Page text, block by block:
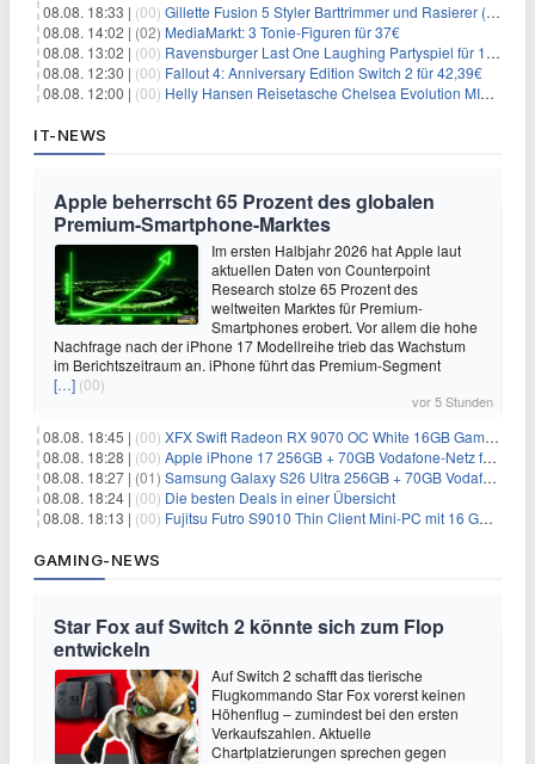
08.08. 18:33 | (00) Gillette Fusion 5 Styler Barttrimmer und Rasierer (All in One) für 16€
08.08. 14:02 | (02) MediaMarkt: 3 Tonie-Figuren für 37€
08.08. 13:02 | (00) Ravensburger Last One Laughing Partyspiel für 14,04€
08.08. 12:30 | (00) Fallout 4: Anniversary Edition Switch 2 für 42,39€
08.08. 12:00 | (00) Helly Hansen Reisetasche Chelsea Evolution MID 54L für 29,99€
IT-NEWS
Apple beherrscht 65 Prozent des globalen
Premium-Smartphone-Marktes
Im ersten Halbjahr 2026 hat Apple laut
aktuellen Daten von Counterpoint
Research stolze 65 Prozent des
weltweiten Marktes für Premium-
Smartphones erobert. Vor allem die hohe
Nachfrage nach der iPhone 17 Modellreihe trieb das Wachstum
im Berichtszeitraum an. iPhone führt das Premium-Segment
[…] (00)
vor 5 Stunden
08.08. 18:45 | (00) XFX Swift Radeon RX 9070 OC White 16GB Gaming-Grafikkarte für 579€
08.08. 18:28 | (00) Apple iPhone 17 256GB + 70GB Vodafone-Netz für 34,99€/Monat (effektiv 6,41€/Monat)
08.08. 18:27 | (01) Samsung Galaxy S26 Ultra 256GB + 70GB Vodafone-Netz für 34,99€/Monat (effektiv 4,74€/Monat)
08.08. 18:24 | (00) Die besten Deals in einer Übersicht
08.08. 18:13 | (00) Fujitsu Futro S9010 Thin Client Mini-PC mit 16 GB RAM für 100€
GAMING-NEWS
Star Fox auf Switch 2 könnte sich zum Flop
entwickeln
Auf Switch 2 schafft das tierische
Flugkommando Star Fox vorerst keinen
Höhenflug – zumindest bei den ersten
Verkaufszahlen. Aktuelle
Chartplatzierungen sprechen gegen